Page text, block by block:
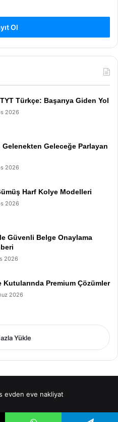
Ol
Türkçe: Başarıya Giden Yol
2026
Geleceğe Parlayan
2026
Harf Kolye Modelleri
2026
Güvenli Belge Onaylama
2026
Kutularında Premium Çözümler
2026
Yükle
evden eve nakliyat